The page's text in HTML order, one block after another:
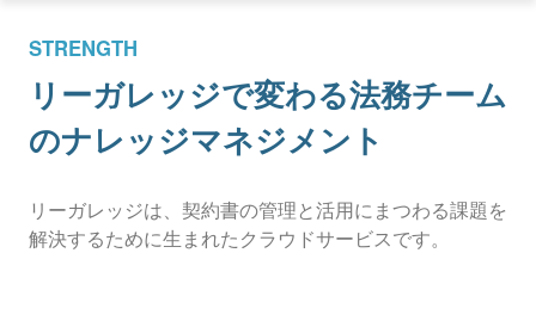
STRENGTH
リーガレッジで変わる法務チーム
のナレッジマネジメント
リーガレッジは、契約書の管理と活用にまつわる課題を
解決するために生まれたクラウドサービスです。